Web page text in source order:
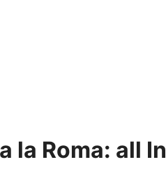
la Roma: all In